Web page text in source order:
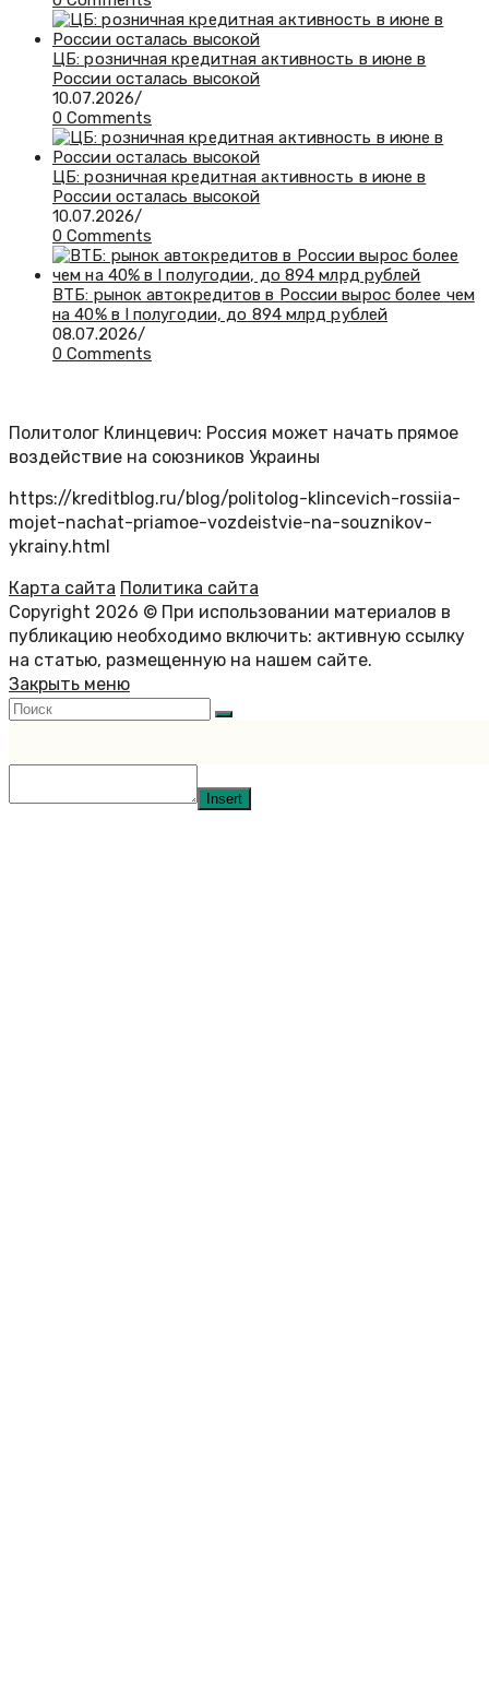
ЦБ: розничная кредитная активность в июне в
России осталась высокой
10.07.2026/
0 Comments
ЦБ: розничная кредитная активность в июне в
России осталась высокой
10.07.2026/
0 Comments
ВТБ: рынок автокредитов в России вырос более чем
на 40% в I полугодии, до 894 млрд рублей
08.07.2026/
0 Comments
Политолог Клинцевич: Россия может начать прямое
воздействие на союзников Украины
https://kreditblog.ru/blog/politolog-klincevich-rossiia-
mojet-nachat-priamoe-vozdeistvie-na-souznikov-
ykrainy.html
Карта сайта Политика сайта
Copyright 2026 © При использовании материалов в
публикацию необходимо включить: активную ссылку
на статью, размещенную на нашем сайте.
Закрыть меню
Insert